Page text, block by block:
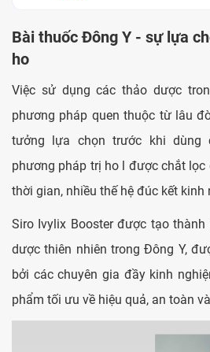
Bài thuốc Đông Y - sự lựa
ho
Việc sử dụng các thảo dược
phương pháp quen thuộc từ lâu
tưởng lựa chọn trước khi dùng
phương pháp trị ho l được chắt
thời gian, nhiều thế hệ đúc kết kinh
Siro Ivylix Booster được tạo
dược thiên nhiên trong Đông Y,
bởi các chuyên gia đầy kinh
phẩm tối ưu về hiệu quả, an toàn